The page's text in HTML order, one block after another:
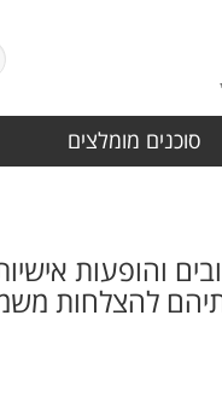
סוכנים מומלצים
והופעות
להצלחות